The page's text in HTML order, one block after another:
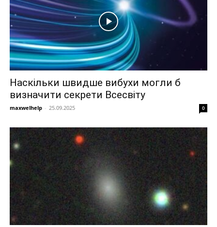
Наскільки швидше вибухи могли б
визначити секрети Всесвіту
maxwelhelp - 25.09.2025 0